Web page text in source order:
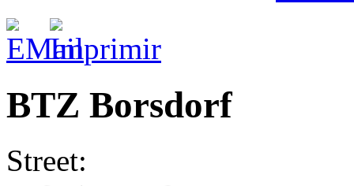
BTZ Borsdorf
Street: